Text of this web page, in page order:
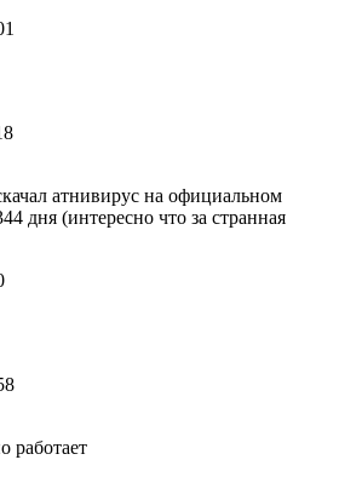
атнивирус на официальном
дня (интересно что за странная
работает